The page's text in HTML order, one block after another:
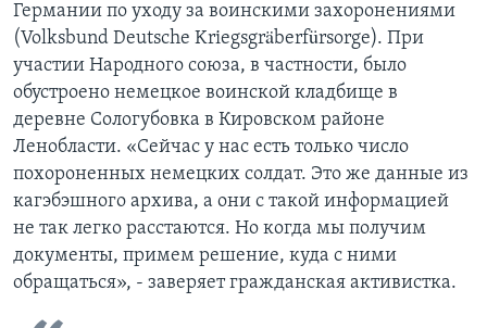
Германии по уходу за воинскими захоронениями
(Volksbund Deutsche Kriegsgräberfürsorge). При
участии Народного союза, в частности, было
обустроено немецкое воинской кладбище в
деревне Сологубовка в Кировском районе
Ленобласти. «Сейчас у нас есть только число
похороненных немецких солдат. Это же данные из
кагэбэшного архива, а они с такой информацией
не так легко расстаются. Но когда мы получим
документы, примем решение, куда с ними
обращаться», - заверяет гражданская активистка.